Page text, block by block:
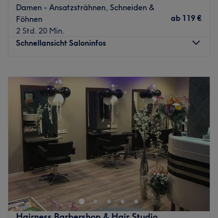
Team steht dir kompetent zur Seite und berät dich
umfangreich zu deiner Wunschfrisur. Dabei ist auf gute
Qualität zu guten Preisen Verlass. Worauf wartest du
noch? Lass auch du dir nach einem Cafébesuch schöne
Damen - Ansatzsträhnen, Schneiden &
Föhnen
2 Std. 20 Min.
ab 119 €
Schnellansicht Saloninfos
Dienstag
09:00
Mittwoch
09:00
18:00
Donnerstag
09:00–18:00
Freitag
09:00–18:00
Samstag
09:00–15:00
Sonntag
Geschlossen
Neuköllner aufgepasst! In der Sonnenallee 122 befindet
sich der Salon Home of Beauty - Berlin, in dem sich
Damen und Herren von Kopf bis Fuß verwöhnen lassen
können. Wer sich etwas Gutes tun und sich eine Auszeit
von seinem stressigen Alltag gönnen möchte, ist hier